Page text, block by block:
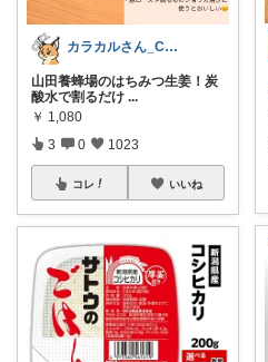
カラカルさん_CRCL😺朝コレ4時
山田養蜂場のはちみつ生姜！炭
酸水で割るだけ ...
￥ 1,080
3 0 1023
コレ いいね